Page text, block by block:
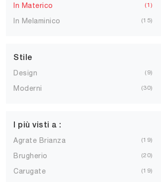
In Materico 1
In Melaminico 15
Stile
Design 9
Moderni 30
I più visti a :
Agrate Brianza 19
Brugherio 20
Carugate 19